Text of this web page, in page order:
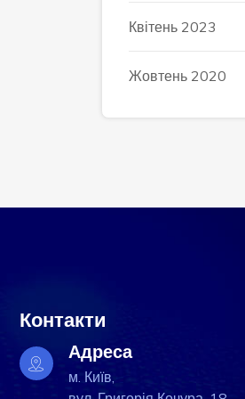
Квітень 2023
Жовтень 2020
Контакти
Адреса
м. Київ,